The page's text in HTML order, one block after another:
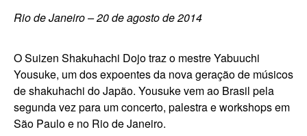
Rio de Janeiro – 20 de agosto de 2014
O Suizen Shakuhachi Dojo traz o mestre Yabuuchi
Yousuke, um dos expoentes da nova geração de músicos
de shakuhachi do Japão. Yousuke vem ao Brasil pela
segunda vez para um concerto, palestra e workshops em
São Paulo e no Rio de Janeiro.